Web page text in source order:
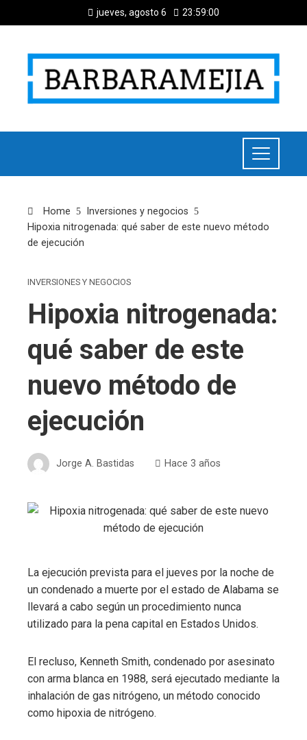
jueves, agosto 6 23:59:01
Home
Inversiones y negocios
Hipoxia nitrogenada: qué saber de este nuevo método
de ejecución
INVERSIONES Y NEGOCIOS
Hipoxia nitrogenada:
qué saber de este
nuevo método de
ejecución
Jorge A. Bastidas Hace 3 años
La ejecución prevista para el jueves por la noche de
un condenado a muerte por el estado de Alabama se
llevará a cabo según un procedimiento nunca
utilizado para la pena capital en Estados Unidos.
El recluso, Kenneth Smith, condenado por asesinato
con arma blanca en 1988, será ejecutado mediante la
inhalación de gas nitrógeno, un método conocido
como hipoxia de nitrógeno.